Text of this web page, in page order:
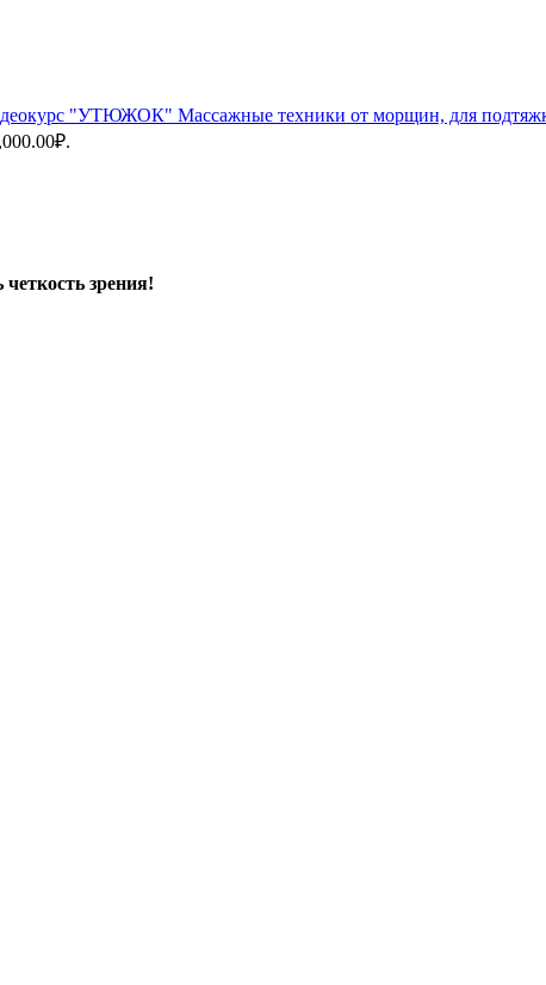
"УТЮЖОК" Массажные техники от морщин, для
зрения!